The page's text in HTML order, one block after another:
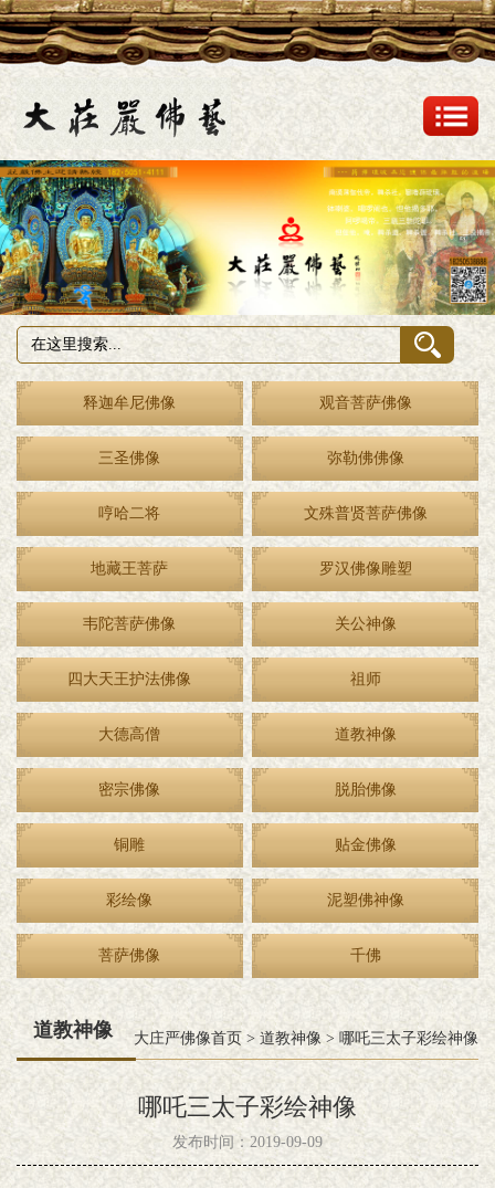
释迦牟尼佛像 观音菩萨佛像
三圣佛像 弥勒佛佛像
哼哈二将 文殊普贤菩萨佛像
地藏王菩萨 罗汉佛像雕塑
韦陀菩萨佛像 关公神像
四大天王护法佛像 祖师
大德高僧 道教神像
密宗佛像 脱胎佛像
铜雕 贴金佛像
彩绘像 泥塑佛神像
菩萨佛像 千佛
道教神像 大庄严佛像首页 > 道教神像 > 哪吒三太子彩绘神像
哪吒三太子彩绘神像
发布时间：2019-09-09